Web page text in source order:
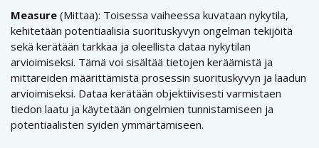
Measure (Mittaa): Toisessa vaiheessa kuvataan nykytila,
kehitetään potentiaalisia suorituskyvyn ongelman tekijöitä
sekä kerätään tarkkaa ja oleellista dataa nykytilan
arvioimiseksi. Tämä voi sisältää tietojen keräämistä ja
mittareiden määrittämistä prosessin suorituskyvyn ja laadun
arvioimiseksi. Dataa kerätään objektiivisesti varmistaen
tiedon laatu ja käytetään ongelmien tunnistamiseen ja
potentiaalisten syiden ymmärtämiseen.